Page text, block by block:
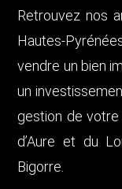
Retrouvez nos
Hautes-
vendre un bien
un
gestion de
d’Aure et du
Bigorre.